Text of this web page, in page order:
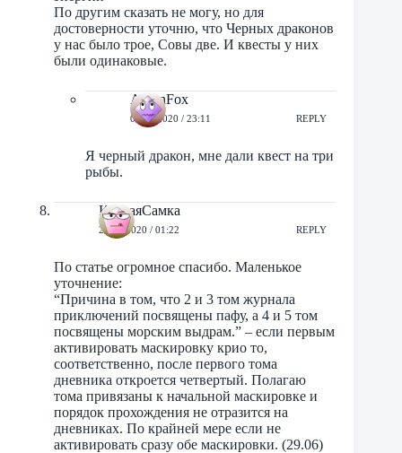
По другим сказать не могу, но для
достоверности уточню, что Черных драконов
у нас было трое, Совы две. И квесты у них
были одинаковые.
AntonFox
04/07/2020 / 23:11 REPLY
Я черный дракон, мне дали квест на три
рыбы.
КрутаяСамка
29/06/2020 / 01:22 REPLY
По статье огромное спасибо. Маленькое
уточнение:
“Причина в том, что 2 и 3 том журнала
приключений посвящены пафу, а 4 и 5 том
посвящены морским выдрам.” – если первым
активировать маскировку крио то,
соответственно, после первого тома
дневника откроется четвертый. Полагаю
тома привязаны к начальной маскировке и
порядок прохождения не отразится на
дневниках. По крайней мере если не
активировать сразу обе маскировки. (29.06)